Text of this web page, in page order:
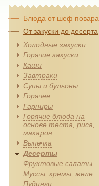
Блюда от шеф повара
От закуски до десерта
Холодные закуски
Горячие закуски
Каши
Завтраки
Супы и бульоны
Горячее
Гарниры
Горячие блюда на
основе теста, риса,
макарон
Выпечка
Десерты
Фруктовые салаты
Муссы, кремы, желе
Пудинги